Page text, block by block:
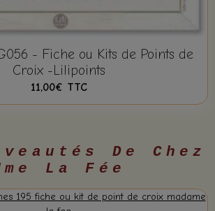
- Fiche ou Kits de Points de
Croix -Lilipoints
11,00€ TTC
De Chez
La Fée